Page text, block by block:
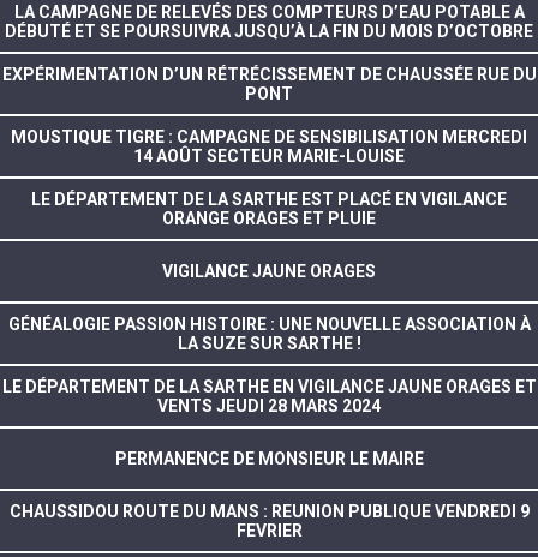
LA CAMPAGNE DE RELEVÉS DES COMPTEURS D’EAU POTABLE A
DÉBUTÉ ET SE POURSUIVRA JUSQU’À LA FIN DU MOIS D’OCTOBRE
EXPÉRIMENTATION D’UN RÉTRÉCISSEMENT DE CHAUSSÉE RUE DU
PONT
MOUSTIQUE TIGRE : CAMPAGNE DE SENSIBILISATION MERCREDI
14 AOÛT SECTEUR MARIE-LOUISE
LE DÉPARTEMENT DE LA SARTHE EST PLACÉ EN VIGILANCE
ORANGE ORAGES ET PLUIE
VIGILANCE JAUNE ORAGES
GÉNÉALOGIE PASSION HISTOIRE : UNE NOUVELLE ASSOCIATION À
LA SUZE SUR SARTHE !
LE DÉPARTEMENT DE LA SARTHE EN VIGILANCE JAUNE ORAGES ET
VENTS JEUDI 28 MARS 2024
PERMANENCE DE MONSIEUR LE MAIRE
CHAUSSIDOU ROUTE DU MANS : REUNION PUBLIQUE VENDREDI 9
FEVRIER